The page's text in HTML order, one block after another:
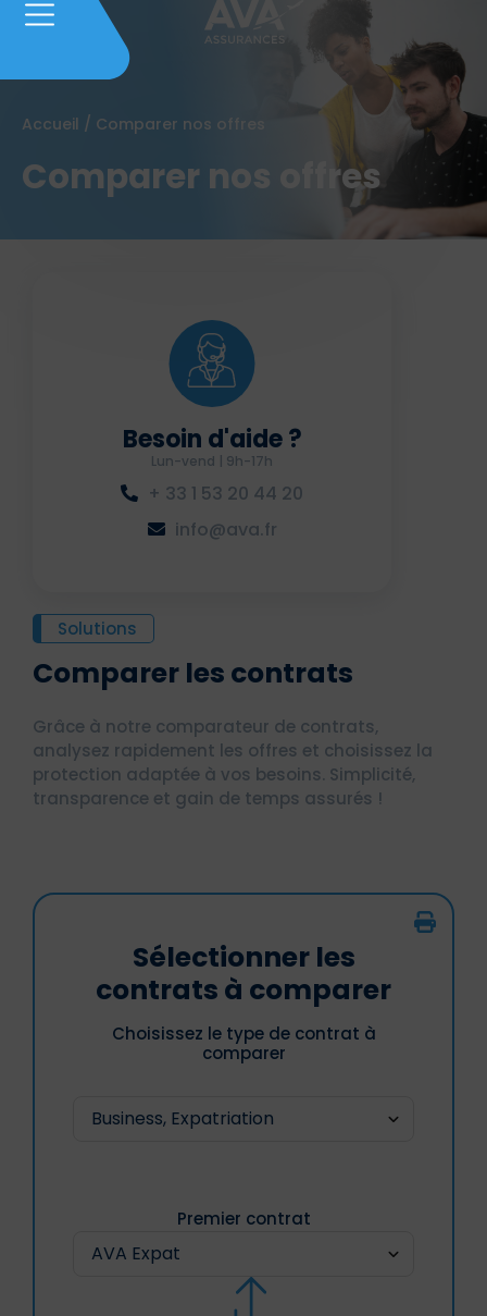
Accueil / Comparer nos offres
Comparer nos offres
Solutions
Comparer les contrats
Grâce à notre comparateur de contrats,
analysez rapidement les offres et choisissez la
protection adaptée à vos besoins. Simplicité,
transparence et gain de temps assurés !
Besoin d'aide ?
Lun-vend | 9h-17h
+ 33 1 53 20 44 20
info@ava.fr
Sélectionner les
contrats à comparer
Choisissez le type de contrat à
comparer
Premier contrat